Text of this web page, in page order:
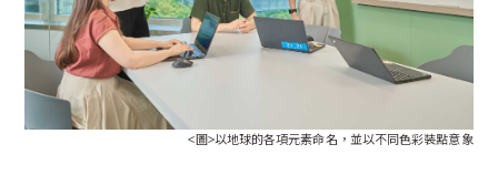
<圖>以地球的各項元素命名，並以不同色彩裝點意象